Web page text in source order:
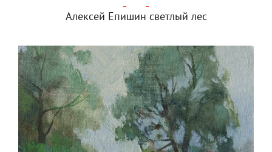
Алексей Епишин светлый лес